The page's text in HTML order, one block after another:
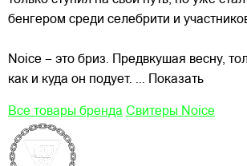
бенгером среди селебрити и
Noice – это бриз. Предвкушая весну,
как и куда он подует. ... Показать
Все товары бренда Свитеры Noice